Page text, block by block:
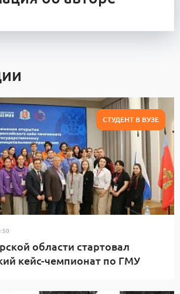
СТУДЕНТ В ВУЗЕ
области стартовал
кейс-чемпионат по ГМУ